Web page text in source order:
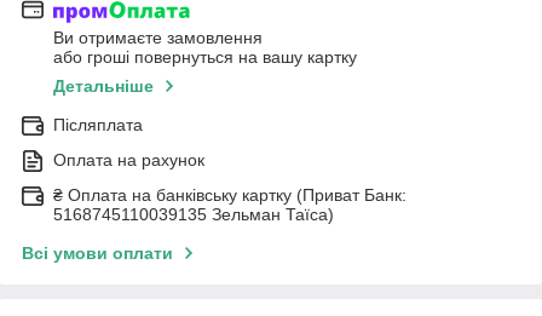
Ви отримаєте замовлення
або гроші повернуться на вашу картку
Детальніше
Післяплата
Оплата на рахунок
₴ Оплата на банківську картку (Приват Банк:
5168745110039135 Зельман Таїса)
Всі умови оплати